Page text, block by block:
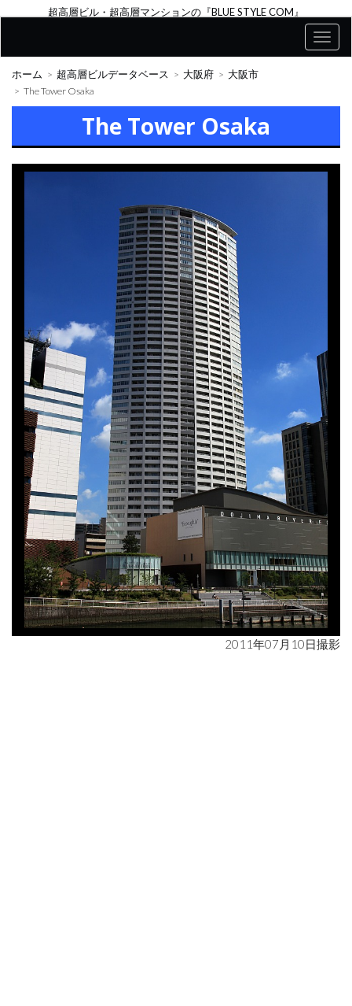
超高層ビル・超高層マンションの『BLUE STYLE COM』
ホーム 超高層ビルデータベース 大阪府
大阪市
The Tower Osaka
The Tower Osaka
2011年07月10日撮影